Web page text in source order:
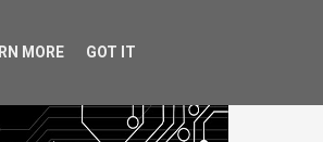
MORE GOT IT